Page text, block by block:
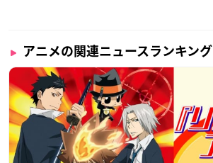
アニメの関連ニュースランキング